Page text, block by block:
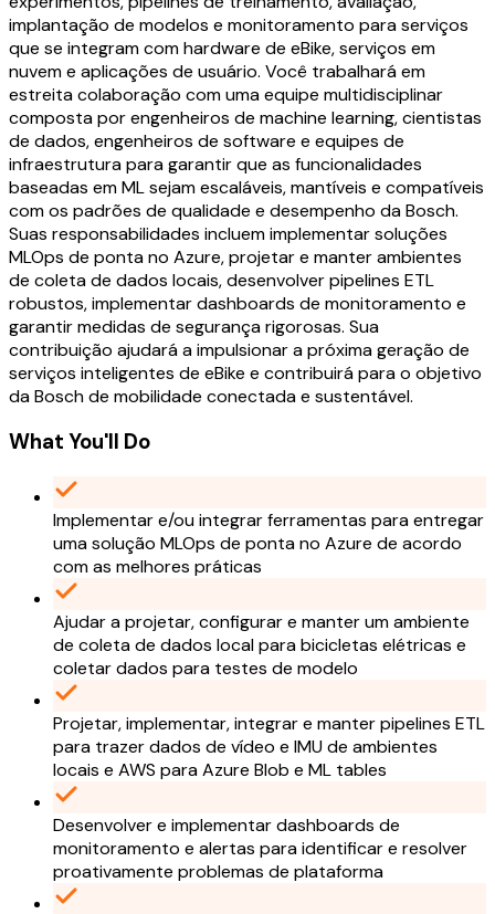
implantação de modelos e monitoramento para serviços
que se integram com hardware de eBike, serviços em
nuvem e aplicações de usuário. Você trabalhará em
estreita colaboração com uma equipe multidisciplinar
composta por engenheiros de machine learning, cientistas
de dados, engenheiros de software e equipes de
infraestrutura para garantir que as funcionalidades
baseadas em ML sejam escaláveis, mantíveis e compatíveis
com os padrões de qualidade e desempenho da Bosch.
Suas responsabilidades incluem implementar soluções
MLOps de ponta no Azure, projetar e manter ambientes
de coleta de dados locais, desenvolver pipelines ETL
robustos, implementar dashboards de monitoramento e
garantir medidas de segurança rigorosas. Sua
contribuição ajudará a impulsionar a próxima geração de
serviços inteligentes de eBike e contribuirá para o objetivo
da Bosch de mobilidade conectada e sustentável.
What You'll Do
Implementar e/ou integrar ferramentas para entregar
uma solução MLOps de ponta no Azure de acordo
com as melhores práticas
Ajudar a projetar, configurar e manter um ambiente
de coleta de dados local para bicicletas elétricas e
coletar dados para testes de modelo
Projetar, implementar, integrar e manter pipelines ETL
para trazer dados de vídeo e IMU de ambientes
locais e AWS para Azure Blob e ML tables
Desenvolver e implementar dashboards de
monitoramento e alertas para identificar e resolver
proativamente problemas de plataforma